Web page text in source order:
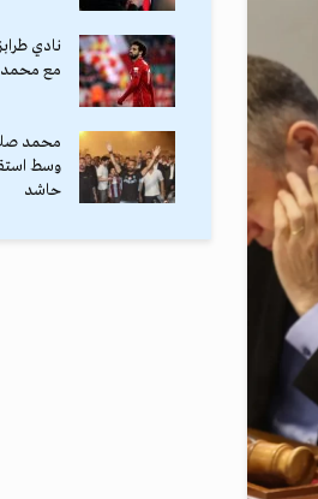
نادي
مع
محمد
وسط
حاشد